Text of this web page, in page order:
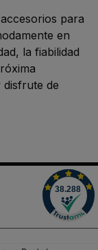
para
en
la fiabilidad
de